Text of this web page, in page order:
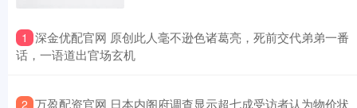
1 ​深金优配官网 原创此人毫不逊色诸葛亮，死前交代弟弟一番
话，一语道出官场玄机
2 ​万盈配资官网 日本内阁府调查显示超七成受访者认为物价状